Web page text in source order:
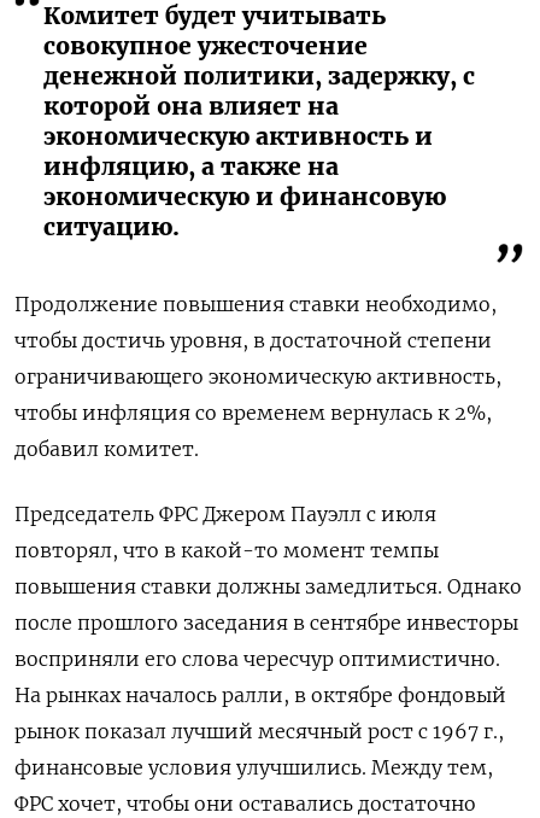
Комитет будет учитывать
совокупное ужесточение
денежной политики, задержку, с
которой она влияет на
экономическую активность и
инфляцию, а также на
экономическую и финансовую
ситуацию.
Продолжение повышения ставки необходимо,
чтобы достичь уровня, в достаточной степени
ограничивающего экономическую активность,
чтобы инфляция со временем вернулась к 2%,
добавил комитет.
Председатель ФРС Джером Пауэлл с июля
повторял, что в какой-то момент темпы
повышения ставки должны замедлиться. Однако
после прошлого заседания в сентябре инвесторы
восприняли его слова чересчур оптимистично.
На рынках началось ралли, в октябре фондовый
рынок показал лучший месячный рост с 1967 г.,
финансовые условия улучшились. Между тем,
ФРС хочет, чтобы они оставались достаточно